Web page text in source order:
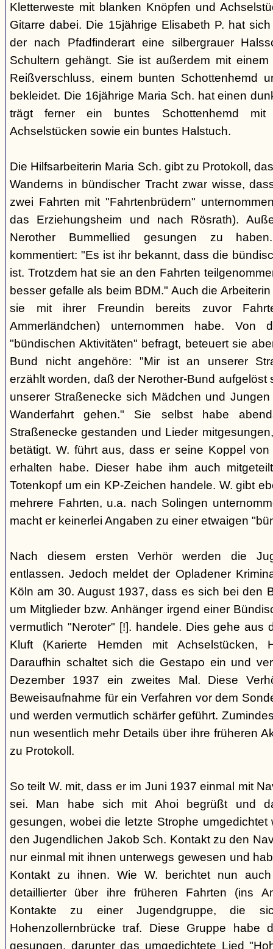
Kletterweste mit blanken Knöpfen und
Gitarre dabei. Die 15jährige Elisabeth P. hat
der nach Pfadfinderart eine silbergrauer
Schultern gehängt. Sie ist außerdem mit
Reißverschluss, einem bunten Schottenhemd
bekleidet. Die 16jährige Maria Sch. hat einen
trägt ferner ein buntes Schottenhemd
Achselstücken sowie ein buntes Halstuch.
Die Hilfsarbeiterin Maria Sch. gibt zu Protokoll,
Wanderns in bündischer Tracht zwar wisse,
zwei Fahrten mit "Fahrtenbrüdern"
das Erziehungsheim und nach Rösrath).
Nerother Bummellied gesungen zu
kommentiert: "Es ist ihr bekannt, dass die
ist. Trotzdem hat sie an den Fahrten
besser gefalle als beim BDM." Auch die
sie mit ihrer Freundin bereits zuvor
Ammerländchen) unternommen habe. Von
"bündischen Aktivitäten" befragt, beteuert sie
Bund nicht angehöre: "Mir ist an unserer
erzählt worden, daß der Nerother-Bund
unserer Straßenecke sich Mädchen und
Wanderfahrt gehen." Sie selbst habe
Straßenecke gestanden und Lieder
betätigt. W. führt aus, dass er seine Koppel
erhalten habe. Dieser habe ihm auch
Totenkopf um ein KP-Zeichen handele. W. gibt
mehrere Fahrten, u.a. nach Solingen
macht er keinerlei Angaben zu einer etwaigen
Nach diesem ersten Verhör werden die
entlassen. Jedoch meldet der Opladener
Köln am 30. August 1937, dass es sich bei den
um Mitglieder bzw. Anhänger irgend einer
vermutlich "Neroter" [!]. handele. Dies gehe aus
Kluft (Karierte Hemden mit Achselstücken,
Daraufhin schaltet sich die Gestapo ein und
Dezember 1937 ein zweites Mal. Diese
Beweisaufnahme für ein Verfahren vor dem
und werden vermutlich schärfer geführt.
nun wesentlich mehr Details über ihre früheren
zu Protokoll.
So teilt W. mit, dass er im Juni 1937 einmal mit
sei. Man habe sich mit Ahoi begrüßt und
gesungen, wobei die letzte Strophe
den Jugendlichen Jakob Sch. Kontakt zu den
nur einmal mit ihnen unterwegs gewesen und
Kontakt zu ihnen. Wie W. berichtet nun
detaillierter über ihre früheren Fahrten (ins
Kontakte zu einer Jugendgruppe, die
Hohenzollernbrücke traf. Diese Gruppe habe
gesungen, darunter das umgedichtete Lied